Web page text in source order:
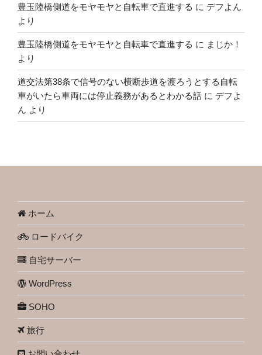
豊玉陸橋側道をモヤモヤと自転車で直進する に デフよん
より
豊玉陸橋側道をモヤモヤと自転車で直進する に まじか！
より
道交法第38条で信号のない横断歩道を渡ろうとする自転
車がいたら車両には停止義務があるとわかる話 に デフよ
ん より
ホーム
ロードバイク
自宅サーバー
WordPress
SOHO
旅行